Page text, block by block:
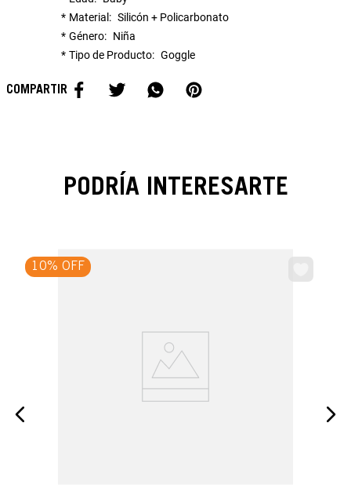
Material
Silicón + Policarbonato
Género
Niña
Tipo de Producto
Goggle
PODRÍA INTERESARTE
10% OFF